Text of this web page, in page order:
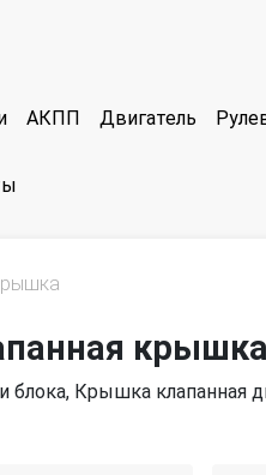
АКПП Двигатель
крышка
Крышка клапанная